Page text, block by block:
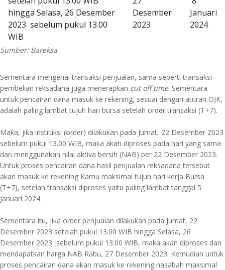
hingga Selasa, 26 Desember
2023 sebelum pukul 13.00
WIB
Desember
2023
Januari
2024
Sumber: Bareksa
Sementara mengenai transaksi penjualan, sama seperti transaksi
pembelian reksadana juga menerapkan cut off time. Sementara
untuk pencairan dana masuk ke rekening, sesuai dengan aturan OJK,
adalah paling lambat tujuh hari bursa setelah order transaksi (T+7).
Maka, jika instruksi (order) dilakukan pada Jumat, 22 Desember 2023
sebelum pukul 13.00 WIB, maka akan diproses pada hari yang sama
dan menggunakan nilai aktiva bersih (NAB) per 22 Desember 2023.
Untuk proses pencairan dana hasil penjualan reksadana tersebut
akan masuk ke rekening Kamu maksimal tujuh hari kerja Bursa
(T+7), setelah transaksi diproses yaitu paling lambat tanggal 5
Januari 2024.
Sementara itu, jika order penjualan dilakukan pada Jumat, 22
Desember 2023 setelah pukul 13.00 WIB hingga Selasa, 26
Desember 2023 sebelum pukul 13.00 WIB, maka akan diproses dan
mendapatkan harga NAB Rabu, 27 Desember 2023. Kemudian untuk
proses pencairan dana akan masuk ke rekening nasabah maksimal